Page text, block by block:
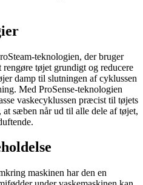
teknologien, der bruger
tøjet grundigt og reducere
damp til slutningen af cyklussen
Med ProSense-teknologien
vaskecyklussen præcist til tøjets
sæben når ud til alle dele af tøjet,
maskinen har den en